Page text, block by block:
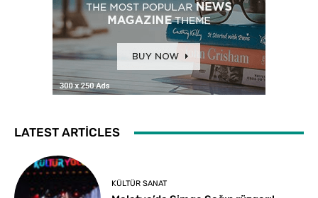
LATEST ARTICLES
KÜLTÜR SANAT